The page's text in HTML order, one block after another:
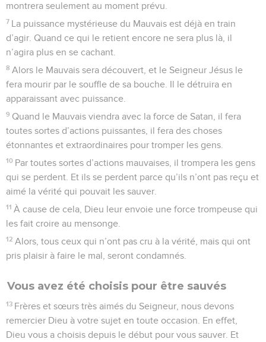
montrera seulement au moment prévu.
7 La puissance mystérieuse du Mauvais est déjà en train
d’agir. Quand ce qui le retient encore ne sera plus là, il
n’agira plus en se cachant.
8 Alors le Mauvais sera découvert, et le Seigneur Jésus le
fera mourir par le souffle de sa bouche. Il le détruira en
apparaissant avec puissance.
9 Quand le Mauvais viendra avec la force de Satan, il fera
toutes sortes d’actions puissantes, il fera des choses
étonnantes et extraordinaires pour tromper les gens.
10 Par toutes sortes d’actions mauvaises, il trompera les gens
qui se perdent. Et ils se perdent parce qu’ils n’ont pas reçu et
aimé la vérité qui pouvait les sauver.
11 À cause de cela, Dieu leur envoie une force trompeuse qui
les fait croire au mensonge.
12 Alors, tous ceux qui n’ont pas cru à la vérité, mais qui ont
pris plaisir à faire le mal, seront condamnés.
Vous avez été choisis pour être sauvés
13 Frères et sœurs très aimés du Seigneur, nous devons
remercier Dieu à votre sujet en toute occasion. En effet,
Dieu vous a choisis depuis le début pour vous sauver. Et